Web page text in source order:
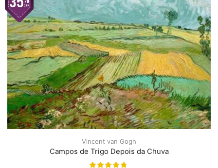
Vincent van Gogh
Campos de Trigo Depois da Chuva